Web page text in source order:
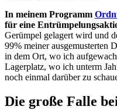
In meinem Programm
für eine
Gerümpel gelagert wird und
99% meiner ausgemusterten
in dem Ort, wo ich
Lagerplatz, wo ich unterm
noch einmal darüber zu
Die große Falle